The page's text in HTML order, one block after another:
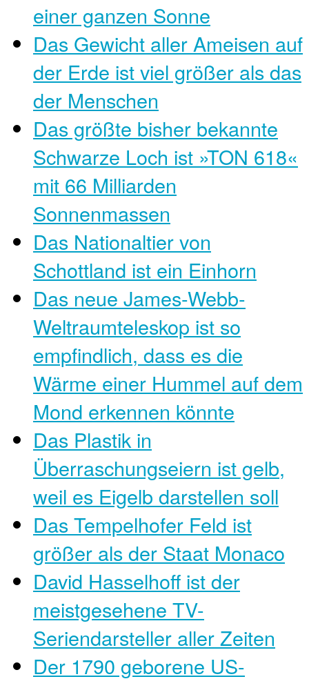
einer ganzen Sonne
Das Gewicht aller Ameisen auf
der Erde ist viel größer als das
der Menschen
Das größte bisher bekannte
Schwarze Loch ist »TON 618«
mit 66 Milliarden
Sonnenmassen
Das Nationaltier von
Schottland ist ein Einhorn
Das neue James-Webb-
Weltraumteleskop ist so
empfindlich, dass es die
Wärme einer Hummel auf dem
Mond erkennen könnte
Das Plastik in
Überraschungseiern ist gelb,
weil es Eigelb darstellen soll
Das Tempelhofer Feld ist
größer als der Staat Monaco
David Hasselhoff ist der
meistgesehene TV-
Seriendarsteller aller Zeiten
Der 1790 geborene US-